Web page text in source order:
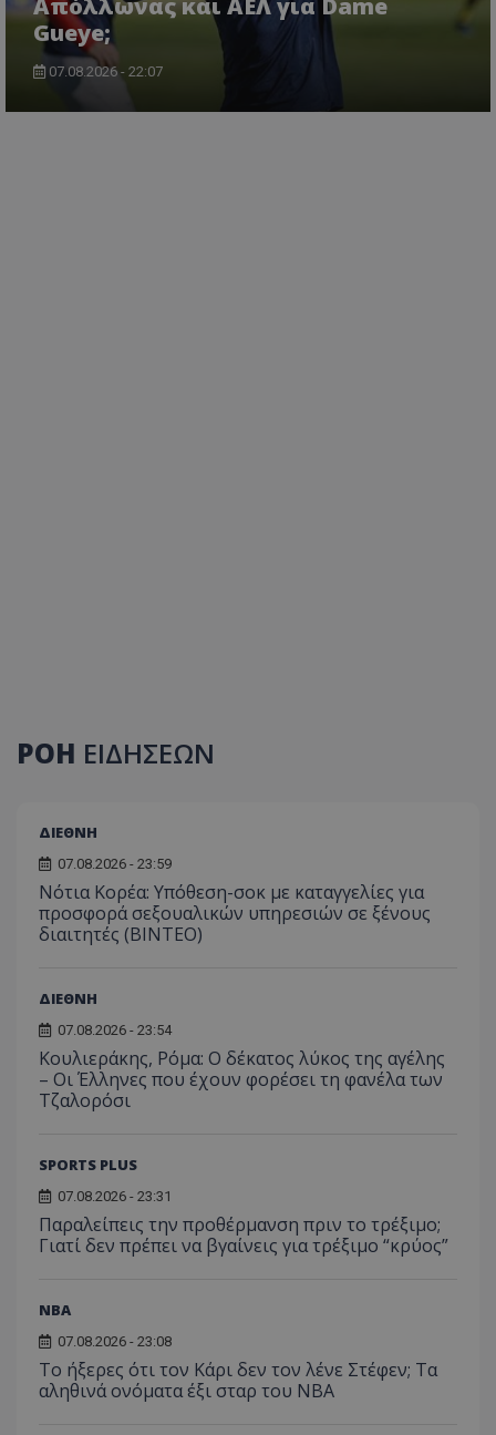
Gueye;
07.08.2026 - 22:07
ΡΟΗ ΕΙΔΗΣΕΩΝ
ΔΙΕΘΝΗ
07.08.2026 - 23:59
Νότια Κορέα: Υπόθεση-σοκ με καταγγελίες για
προσφορά σεξουαλικών υπηρεσιών σε ξένους
διαιτητές (BINTEO)
ΔΙΕΘΝΗ
07.08.2026 - 23:54
Κουλιεράκης, Ρόμα: Ο δέκατος λύκος της αγέλης
– Οι Έλληνες που έχουν φορέσει τη φανέλα των
Τζαλορόσι
SPORTS PLUS
07.08.2026 - 23:31
Παραλείπεις την προθέρμανση πριν το τρέξιμο;
Γιατί δεν πρέπει να βγαίνεις για τρέξιμο “κρύος”
NBA
07.08.2026 - 23:08
Το ήξερες ότι τον Κάρι δεν τον λένε Στέφεν; Τα
αληθινά ονόματα έξι σταρ του NBA